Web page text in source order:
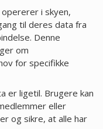
i skyen,
til deres data fra
Denne
om
for specifikke
er ligetil. Brugere kan
eller
og sikre, at alle har